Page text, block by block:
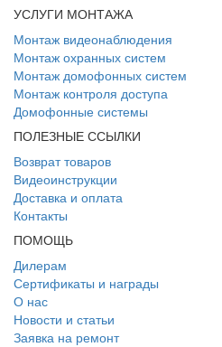
УСЛУГИ МОНТАЖА
Монтаж видеонаблюдения
Монтаж охранных систем
Монтаж домофонных систем
Монтаж контроля доступа
Домофонные системы
ПОЛЕЗНЫЕ ССЫЛКИ
Возврат товаров
Видеоинструкции
Доставка и оплата
Контакты
ПОМОЩЬ
Дилерам
Сертификаты и награды
О нас
Новости и статьи
Заявка на ремонт